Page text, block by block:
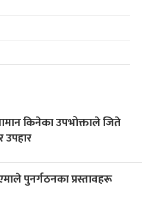
किनेका उपभोक्ताले जिते
उपहार
पुनर्गठनका प्रस्तावहरू